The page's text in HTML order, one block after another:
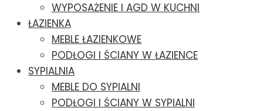
WYPOSAŻENIE I AGD W KUCHNI
ŁAZIENKA
MEBLE ŁAZIENKOWE
PODŁOGI I ŚCIANY W ŁAZIENCE
SYPIALNIA
MEBLE DO SYPIALNI
PODŁOGI I ŚCIANY W SYPIALNI